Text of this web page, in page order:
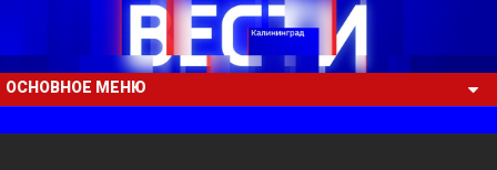
ОСНОВНОЕ МЕНЮ